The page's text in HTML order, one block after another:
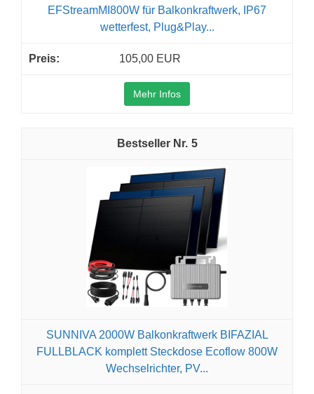
EFStreamMI800W für Balkonkraftwerk, IP67
wetterfest, Plug&Play...
105,00 EUR
Mehr Infos
5
SUNNIVA 2000W Balkonkraftwerk BIFAZIAL
FULLBLACK komplett Steckdose Ecoflow 800W
Wechselrichter, PV...